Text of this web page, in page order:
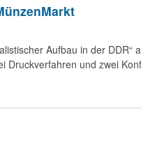
Aufbau in der DDR“
Druckverfahren und zwei